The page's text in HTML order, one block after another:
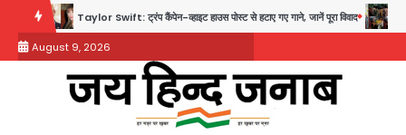
content
Taylor Swift: ट्रंप कैंपेन-व्हाइट हाउस पोस्ट से हटाए गए गाने, जानें पूरा विवाद Noida Crime
August 9, 2026